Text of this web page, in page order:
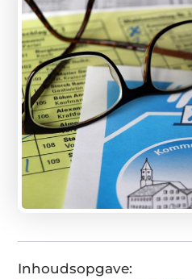
Inhoudsopgave: